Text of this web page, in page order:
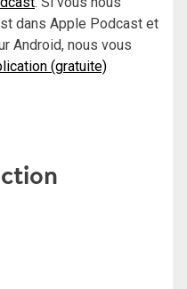
dans Apple Podcast et
Android, nous vous
(gratuite)